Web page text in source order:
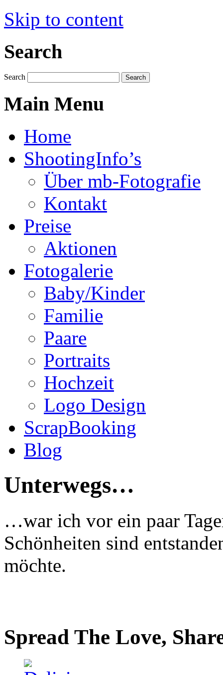
Skip to content
Search
Search Search
Main Menu
Home
ShootingInfo’s
Über mb-Fotografie
Kontakt
Preise
Aktionen
Fotogalerie
Baby/Kinder
Familie
Paare
Portraits
Hochzeit
Logo Design
ScrapBooking
Blog
Unterwegs…
…war ich vor ein paar
Schönheiten sind
möchte.
Spread The Love,